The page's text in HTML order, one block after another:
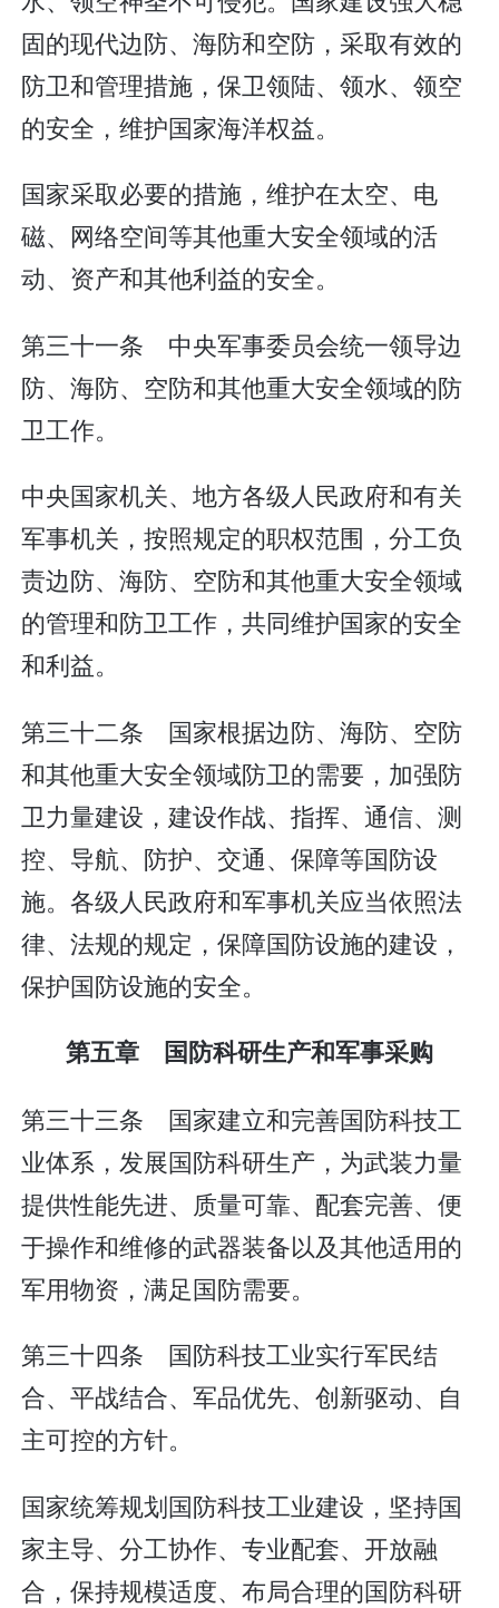
固的现代边防、海防和空防，采取有效的
防卫和管理措施，保卫领陆、领水、领空
的安全，维护国家海洋权益。
国家采取必要的措施，维护在太空、电
磁、网络空间等其他重大安全领域的活
动、资产和其他利益的安全。
第三十一条 中央军事委员会统一领导边
防、海防、空防和其他重大安全领域的防
卫工作。
中央国家机关、地方各级人民政府和有关
军事机关，按照规定的职权范围，分工负
责边防、海防、空防和其他重大安全领域
的管理和防卫工作，共同维护国家的安全
和利益。
第三十二条 国家根据边防、海防、空防
和其他重大安全领域防卫的需要，加强防
卫力量建设，建设作战、指挥、通信、测
控、导航、防护、交通、保障等国防设
施。各级人民政府和军事机关应当依照法
律、法规的规定，保障国防设施的建设，
保护国防设施的安全。
第五章 国防科研生产和军事采购
第三十三条 国家建立和完善国防科技工
业体系，发展国防科研生产，为武装力量
提供性能先进、质量可靠、配套完善、便
于操作和维修的武器装备以及其他适用的
军用物资，满足国防需要。
第三十四条 国防科技工业实行军民结
合、平战结合、军品优先、创新驱动、自
主可控的方针。
国家统筹规划国防科技工业建设，坚持国
家主导、分工协作、专业配套、开放融
合，保持规模适度、布局合理的国防科研